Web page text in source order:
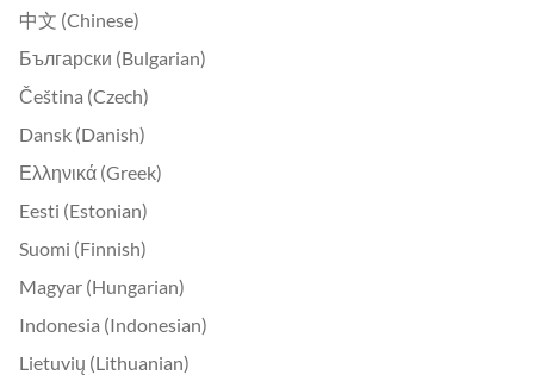
中文 (Chinese)
Български (Bulgarian)
Čeština (Czech)
Dansk (Danish)
Ελληνικά (Greek)
Eesti (Estonian)
Suomi (Finnish)
Magyar (Hungarian)
Indonesia (Indonesian)
Lietuvių (Lithuanian)